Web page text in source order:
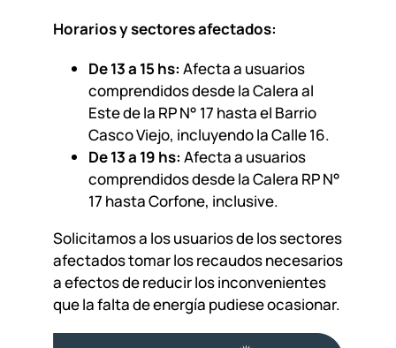
Horarios y sectores afectados:
De 13 a 15 hs: Afecta a usuarios
comprendidos desde la Calera al
Este de la RP N° 17 hasta el Barrio
Casco Viejo, incluyendo la Calle 16.
De 13 a 19 hs: Afecta a usuarios
comprendidos desde la Calera RP N°
17 hasta Corfone, inclusive.
Solicitamos a los usuarios de los sectores
afectados tomar los recaudos necesarios
a efectos de reducir los inconvenientes
que la falta de energía pudiese ocasionar.